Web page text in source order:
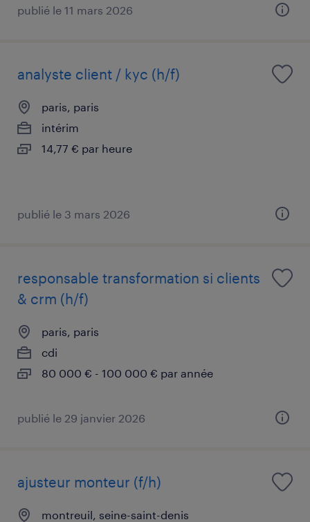
publié le 11 mars 2026
analyste client / kyc (h/f)
paris, paris
intérim
14,77 € par heure
publié le 3 mars 2026
responsable transformation si clients
& crm (h/f)
paris, paris
cdi
80 000 € - 100 000 € par année
publié le 29 janvier 2026
ajusteur monteur (f/h)
montreuil, seine-saint-denis